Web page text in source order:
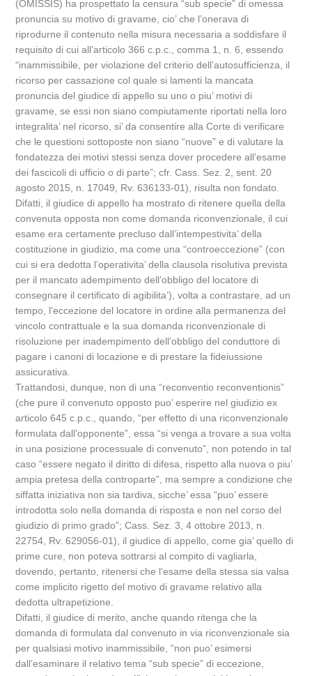
(OMISSIS) ha prospettato la censura “sub specie” di omessa
pronuncia su motivo di gravame, cio’ che l’onerava di
riprodurne il contenuto nella misura necessaria a soddisfare il
requisito di cui all’articolo 366 c.p.c., comma 1, n. 6, essendo
“inammissibile, per violazione del criterio dell’autosufficienza, il
ricorso per cassazione col quale si lamenti la mancata
pronuncia del giudice di appello su uno o piu’ motivi di
gravame, se essi non siano compiutamente riportati nella loro
integralita’ nel ricorso, si’ da consentire alla Corte di verificare
che le questioni sottoposte non siano “nuove” e di valutare la
fondatezza dei motivi stessi senza dover procedere all’esame
dei fascicoli di ufficio o di parte”; cfr. Cass. Sez. 2, sent. 20
agosto 2015, n. 17049, Rv. 636133-01), risulta non fondato.
Difatti, il giudice di appello ha mostrato di ritenere quella della
convenuta opposta non come domanda riconvenzionale, il cui
esame era certamente precluso dall’intempestivita’ della
costituzione in giudizio, ma come una “controeccezione” (con
cui si era dedotta l’operativita’ della clausola risolutiva prevista
per il mancato adempimento dell’obbligo del locatore di
consegnare il certificato di agibilita’), volta a contrastare, ad un
tempo, l’eccezione del locatore in ordine alla permanenza del
vincolo contrattuale e la sua domanda riconvenzionale di
risoluzione per inadempimento dell’obbligo del conduttore di
pagare i canoni di locazione e di prestare la fideiussione
assicurativa.
Trattandosi, dunque, non di una “reconventio reconventionis”
(che pure il convenuto opposto puo’ esperire nel giudizio ex
articolo 645 c.p.c., quando, “per effetto di una riconvenzionale
formulata dall’opponente”, essa “si venga a trovare a sua volta
in una posizione processuale di convenuto”, non potendo in tal
caso “essere negato il diritto di difesa, rispetto alla nuova o piu’
ampia pretesa della controparte”, ma sempre a condizione che
siffatta iniziativa non sia tardiva, sicche’ essa “puo’ essere
introdotta solo nella domanda di risposta e non nel corso del
giudizio di primo grado”; Cass. Sez. 3, 4 ottobre 2013, n.
22754, Rv. 629056-01), il giudice di appello, come gia’ quello di
prime cure, non poteva sottrarsi al compito di vagliarla,
dovendo, pertanto, ritenersi che l’esame della stessa sia valsa
come implicito rigetto del motivo di gravame relativo alla
dedotta ultrapetizione.
Difatti, il giudice di merito, anche quando ritenga che la
domanda di formulata dal convenuto in via riconvenzionale sia
per qualsiasi motivo inammissibile, “non puo’ esimersi
dall’esaminare il relativo tema “sub specie” di eccezione,